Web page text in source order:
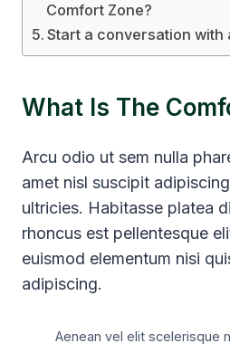
Comfort Zone?
Start a conversation with
What Is The
Arcu odio ut sem nulla
amet nisl suscipit
ultricies. Habitasse platea
rhoncus est pellentesque
euismod elementum nisi
adipiscing.
Aenean vel elit scelerisque